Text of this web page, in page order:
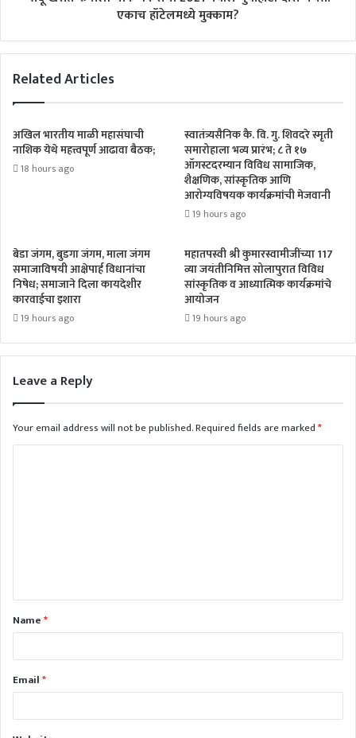
एकाच हॉटेलमध्ये मुक्काम?
Related Articles
अखिल भारतीय माळी महासंघाची
नाशिक येथे महत्त्वपूर्ण आढावा बैठक;
18 hours ago
स्वातंत्र्यसैनिक कै. वि. गु. शिवदरे स्मृती
समारोहाला भव्य प्रारंभ; ८ ते १७
ऑगस्टदरम्यान विविध सामाजिक,
शैक्षणिक, सांस्कृतिक आणि
आरोग्यविषयक कार्यक्रमांची मेजवानी
19 hours ago
बेडा जंगम, बुडगा जंगम, माला जंगम
समाजाविषयी आक्षेपार्ह विधानांचा
निषेध; समाजाने दिला कायदेशीर
कारवाईचा इशारा
19 hours ago
महातपस्वी श्री कुमारस्वामीजींच्या 117
व्या जयंतीनिमित्त सोलापुरात विविध
सांस्कृतिक व आध्यात्मिक कार्यक्रमांचे
आयोजन
19 hours ago
Leave a Reply
Your email address will not be published.Required fields are marked*
Name*
Email*